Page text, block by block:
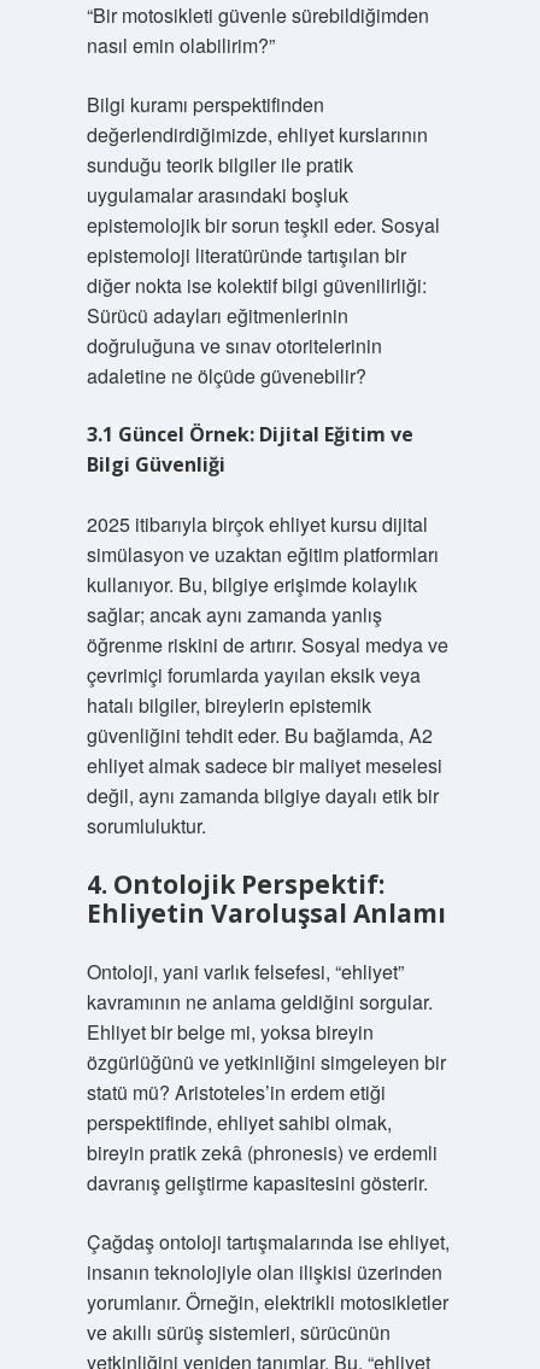
“Bir motosikleti güvenle sürebildiğimden
nasıl emin olabilirim?”
Bilgi kuramı perspektifinden
değerlendirdiğimizde, ehliyet kurslarının
sunduğu teorik bilgiler ile pratik
uygulamalar arasındaki boşluk
epistemolojik bir sorun teşkil eder. Sosyal
epistemoloji literatüründe tartışılan bir
diğer nokta ise kolektif bilgi güvenilirliği:
Sürücü adayları eğitmenlerinin
doğruluğuna ve sınav otoritelerinin
adaletine ne ölçüde güvenebilir?
3.1 Güncel Örnek: Dijital Eğitim ve
Bilgi Güvenliği
2025 itibarıyla birçok ehliyet kursu dijital
simülasyon ve uzaktan eğitim platformları
kullanıyor. Bu, bilgiye erişimde kolaylık
sağlar; ancak aynı zamanda yanlış
öğrenme riskini de artırır. Sosyal medya ve
çevrimiçi forumlarda yayılan eksik veya
hatalı bilgiler, bireylerin epistemik
güvenliğini tehdit eder. Bu bağlamda, A2
ehliyet almak sadece bir maliyet meselesi
değil, aynı zamanda bilgiye dayalı etik bir
sorumluluktur.
4. Ontolojik Perspektif:
Ehliyetin Varoluşsal Anlamı
Ontoloji, yani varlık felsefesi, “ehliyet”
kavramının ne anlama geldiğini sorgular.
Ehliyet bir belge mi, yoksa bireyin
özgürlüğünü ve yetkinliğini simgeleyen bir
statü mü? Aristoteles’in erdem etiği
perspektifinde, ehliyet sahibi olmak,
bireyin pratik zekâ (phronesis) ve erdemli
davranış geliştirme kapasitesini gösterir.
Çağdaş ontoloji tartışmalarında ise ehliyet,
insanın teknolojiyle olan ilişkisi üzerinden
yorumlanır. Örneğin, elektrikli motosikletler
ve akıllı sürüş sistemleri, sürücünün
yetkinliğini yeniden tanımlar. Bu, “ehliyet